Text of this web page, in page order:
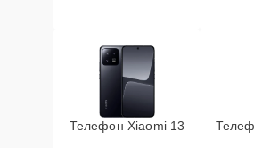
Телефон Xiaomi 13